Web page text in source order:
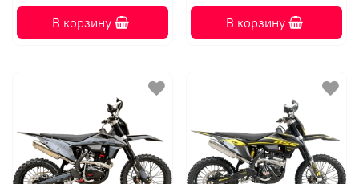
В корзину В корзину